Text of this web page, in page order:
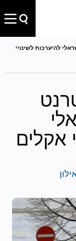
להיערכות לשינויי
אקלים